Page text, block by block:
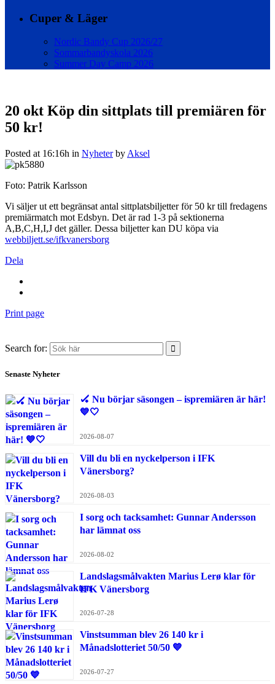
Cuper & Läger
Nordic Bandy Cup 2026/27
Sommarbandyskola 2026
Summer Day Camp 2026
20 okt Köp din sittplats till premiären för
50 kr!
Posted at 16:16h in Nyheter by Aksel
Foto: Patrik Karlsson
Vi säljer ut ett begränsat antal sittplatsbiljetter för 50 kr till fredagens
premiärmatch mot Edsbyn. Det är rad 1-3 på sektionerna
A,B,C,H,I,J det gäller. Dessa biljetter kan DU köpa via
webbiljett.se/ifkvanersborg
Dela
Print page
Search for:
Senaste Nyheter
🏑 Nu börjar säsongen – ispremiären är här!
💙🤍
2026-08-07
Vill du bli en nyckelperson i IFK
Vänersborg?
2026-08-03
I sorg och tacksamhet: Gunnar Andersson
har lämnat oss
2026-08-02
Landslagsmålvakten Marius Lerø klar för
IFK Vänersborg
2026-07-28
Vinstsumman blev 26 140 kr i
Månadslotteriet 50/50 💙
2026-07-27